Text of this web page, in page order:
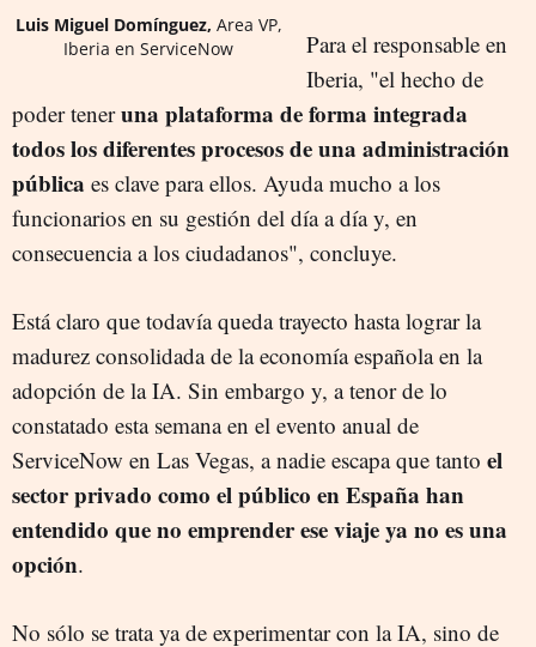
Luis Miguel Domínguez, Area VP,
Iberia en ServiceNow
Para el responsable en
Iberia, "el hecho de
poder teneruna plataforma de forma integrada
todos los diferentes procesos de una administración
pública es clave para ellos. Ayuda mucho a los
funcionarios en su gestión del día a día y, en
consecuencia a los ciudadanos", concluye.
Está claro que todavía queda trayecto hasta lograr la
madurez consolidada de la economía española en la
adopción de la IA. Sin embargo y, a tenor de lo
constatado esta semana en el evento anual de
ServiceNow en Las Vegas, a nadie escapa que tanto el
sector privado como el público en España han
entendido que no emprender ese viaje ya no es una
opción.
No sólo se trata ya de experimentar con la IA, sino de